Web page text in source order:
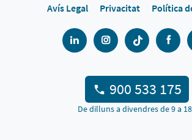
Avís Legal
Privacitat Política
900 533 175
De dilluns a divendres de 9 a